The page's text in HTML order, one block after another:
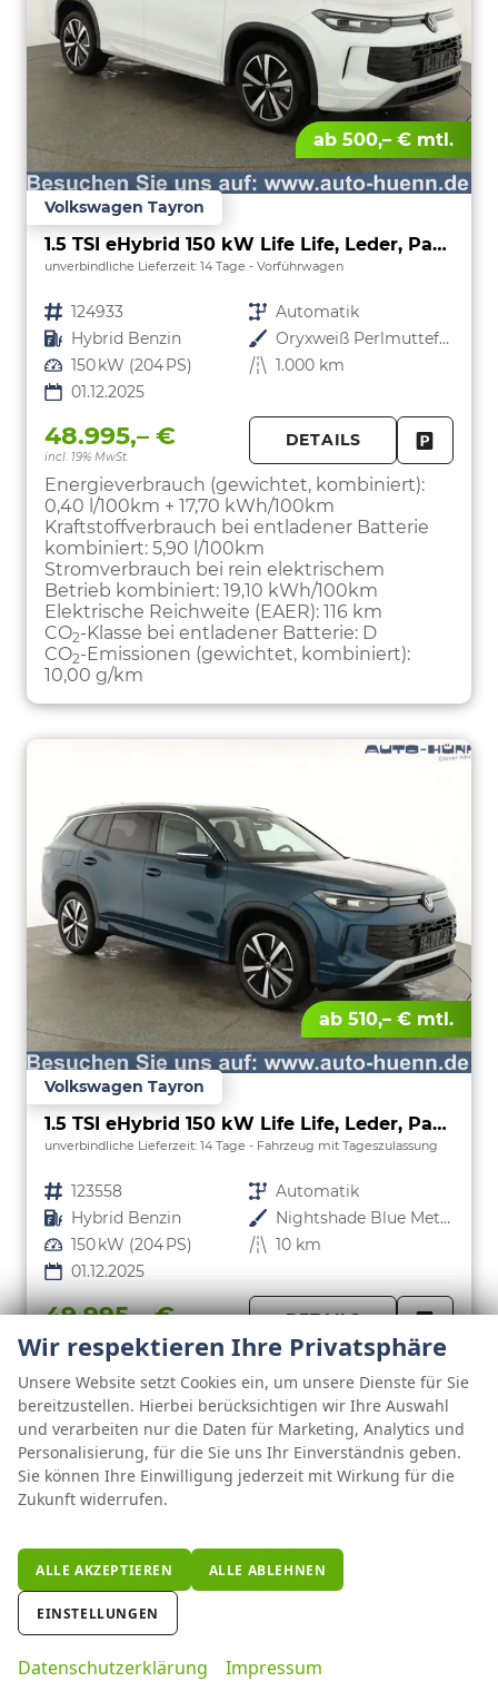
ab 500,– € mtl.
Volkswagen Tayron
1.5 TSI eHybrid 150 kW Life Life, Leder, Pano, HuD, AHK, AreaView, Side, Navi, Winter, 5-J. Garantie
unverbindliche Lieferzeit: 14 Tage Vorführwagen
Fahrzeugnr. 124933 Getriebe Automatik
Kraftstoff Hybrid Benzin Außenfarbe
Oryxweiß Perlmutteffekt
Leistung 150 kW (204 PS) Kilometerstand 1.000 km
01.12.2025
48.995,– €
incl. 19% MwSt.
DETAILS
Energieverbrauch (gewichtet, kombiniert):
0,40 l/100km + 17,70 kWh/100km
Kraftstoffverbrauch bei entladener Batterie
kombiniert: 5,90 l/100km
Stromverbrauch bei rein elektrischem
Betrieb kombiniert: 19,10 kWh/100km
Elektrische Reichweite (EAER): 116 km
CO2-Klasse bei entladener Batterie: D
CO2-Emissionen (gewichtet, kombiniert):
10,00 g/km
ab 510,– € mtl.
Volkswagen Tayron
1.5 TSI eHybrid 150 kW Life Life, Leder, Pano, HuD, AHK, AreaView, Side, Navi, Winter, 5-J. Garantie
unverbindliche Lieferzeit: 14 Tage Fahrzeug mit Tageszulassung
Fahrzeugnr. 123558 Getriebe Automatik
Kraftstoff Hybrid Benzin Außenfarbe
Nightshade Blue Metallic
Leistung 150 kW (204 PS) Kilometerstand 10 km
01.12.2025
49.995,– €
incl. 19% MwSt.
DETAILS
PARKEN
Energieverbrauch (gewichtet, kombiniert):
1,70 l/100km + 14,00 kWh/100km
Kraftstoffverbrauch bei entladener Batterie
kombiniert:5,90 l/100km
Stromverbrauch bei rein elektrischem
Betrieb kombiniert: 18,80 kWh/100km
Elektrische Reichweite (EAER):
CO -Emissionen (gewichtet, kombiniert):
38,00 g/km
Wir respektieren Ihre Privatsphäre
Unsere Website setzt Cookies ein, um unsere Dienste für Sie
bereitzustellen. Hierbei berücksichtigen wir Ihre Auswahl
und verarbeiten nur die Daten für Marketing, Analytics und
Personalisierung, für die Sie uns Ihr Einverständnis geben.
Sie können Ihre Einwilligung jederzeit mit Wirkung für die
Zukunft widerrufen.
ALLE AKZEPTIEREN ALLE ABLEHNEN
EINSTELLUNGEN
Datenschutzerklärung Impressum